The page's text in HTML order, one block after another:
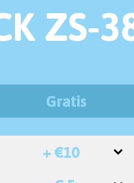
ZS-
Gratis
+ €10